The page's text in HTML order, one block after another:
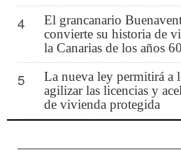
4
El grancanario
convierte su historia de
la Canarias de los años
5
La nueva ley permitirá a
agilizar las licencias y
de vivienda protegida